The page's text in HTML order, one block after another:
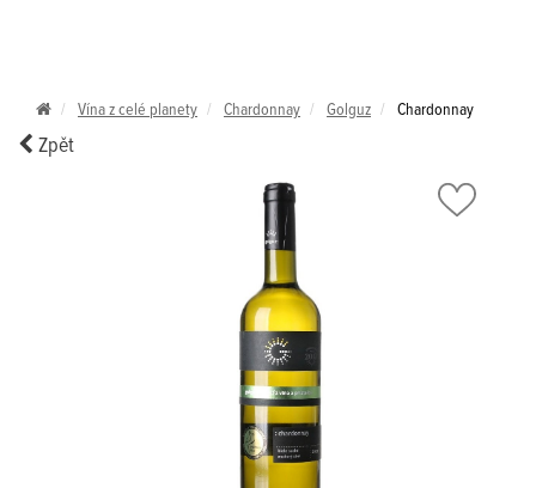
Vína z celé planety Chardonnay Golguz Chardonnay
Zpět